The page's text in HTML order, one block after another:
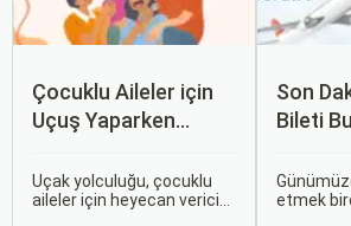
Çocuklu Aileler için
Uçuş Yaparken
Gerekenler
Uçak yolculuğu, çocuklu
aileler için heyecan verici
Son
Bileti
etmek